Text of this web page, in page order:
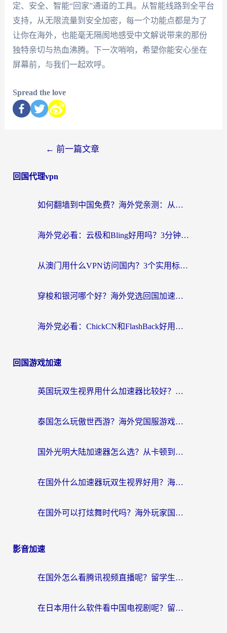
定、安全、智能“回家”通道的工具。从智能线路到全平台
支持，从无限流量到安全加密，每一个功能点都是为了
让你在海外，也能毫无隔阂地感受中文解说带来的那份
独特亲切与热血沸腾。下一次哨响，希望你能安心坐在
屏幕前，与我们一起欢呼。
Spread the love
← 前一篇文章
回国代理vpn
如何翻墙到中国免费？海外党亲测：从踩坑到选对加速器的全攻略
海外党必看：云极和Bling好用吗？3分钟教你选对回国加速器
从澳门用什么VPN访问国内？3个实用标准帮你避开坑，无缝刷剧听歌
穿梭和银河哪个好？海外党选回国加速器的避坑指南，附番茄加速器实测体验
海外党必看：ChickCN和FlashBack好用吗？3招教你选对回国加速器（附云极、HomeCN、斧牛vs艾果对比）
回国游戏加速
英国玩双生视界用什么加速器比较好？海外党亲测有效的国服游戏加速方案
泰国怎么玩傲世西游？海外党国服游戏加速终极攻略（附光明大陆量子特攻实测）
国外光明大陆加速器怎么选？从卡顿到丝滑的终极指南（含德国玩走开外星人墨西哥玩俄罗斯方块技巧）
在国外什么加速器玩双生视界好用？海外党亲测不踩坑的终极指南
在国外可以打炫舞时代吗？海外玩家国服游戏加速全攻略（附实测推荐）
影音加速
在国外怎么看腾讯视频直播呢？留学生亲测有效的回国加速指南
在日本用什么软件看中国电视剧呢？留学生亲测有效的回国加速方案